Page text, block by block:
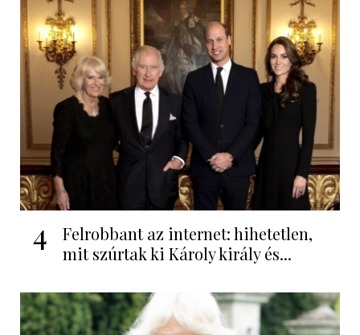
4
Felrobbant az internet: hihetetlen,
mit szúrtak ki Károly király és...